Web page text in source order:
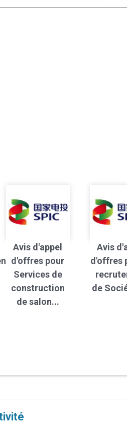
Avis d'appel
d'offres pour
Services de
construction
de salon...
Avis
d'offres
de